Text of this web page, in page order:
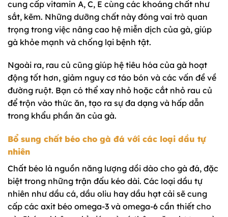
cung cấp vitamin A, C, E cùng các khoáng chất như
sắt, kẽm. Những dưỡng chất này đóng vai trò quan
trọng trong việc nâng cao hệ miễn dịch của gà, giúp
gà khỏe mạnh và chống lại bệnh tật.
Ngoài ra, rau củ cũng giúp hệ tiêu hóa của gà hoạt
động tốt hơn, giảm nguy cơ táo bón và các vấn đề về
đường ruột. Bạn có thể xay nhỏ hoặc cắt nhỏ rau củ
để trộn vào thức ăn, tạo ra sự đa dạng và hấp dẫn
trong khẩu phần ăn của gà.
Bổ sung chất béo cho gà đá với các loại dầu tự
nhiên
Chất béo là nguồn năng lượng dồi dào cho gà đá, đặc
biệt trong những trận đấu kéo dài. Các loại dầu tự
nhiên như dầu cá, dầu oliu hay dầu hạt cải sẽ cung
cấp các axit béo omega-3 và omega-6 cần thiết cho